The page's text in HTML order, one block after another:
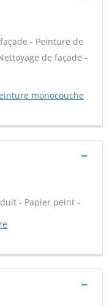
- Peinture de
de façade -
monocouche
- Papier peint -